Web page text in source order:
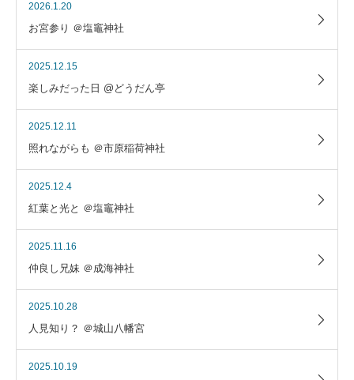
2026.1.20
お宮参り ＠塩竈神社
2025.12.15
楽しみだった日 @どうだん亭
2025.12.11
照れながらも ＠市原稲荷神社
2025.12.4
紅葉と光と ＠塩竈神社
2025.11.16
仲良し兄妹 ＠成海神社
2025.10.28
人見知り？ ＠城山八幡宮
2025.10.19